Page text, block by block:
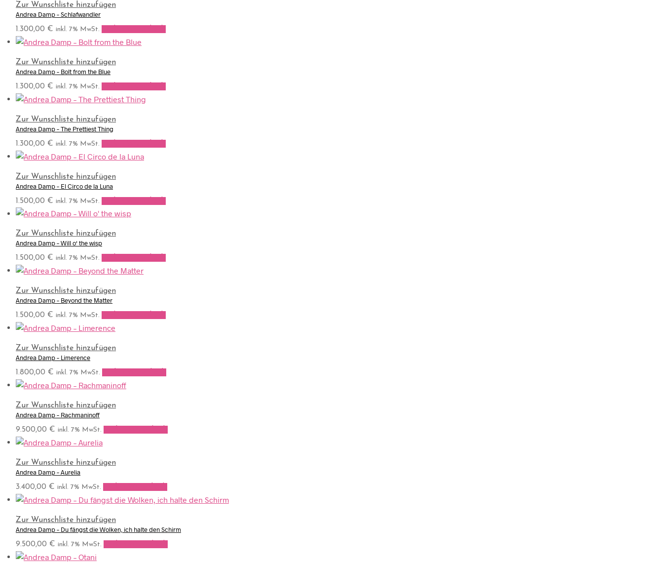
Zur Wunschliste hinzufügen
Andrea Damp – Schlafwandler
1.300,00 € inkl. 7% MwSt.
Zur Wunschliste hinzufügen
Andrea Damp – Bolt from the Blue
1.300,00 € inkl. 7% MwSt.
Zur Wunschliste hinzufügen
Andrea Damp – The Prettiest Thing
1.300,00 € inkl. 7% MwSt.
Zur Wunschliste hinzufügen
Andrea Damp – El Circo de la Luna
1.500,00 € inkl. 7% MwSt.
Zur Wunschliste hinzufügen
Andrea Damp – Will o‘ the wisp
1.500,00 € inkl. 7% MwSt.
Zur Wunschliste hinzufügen
Andrea Damp – Beyond the Matter
1.500,00 € inkl. 7% MwSt.
Zur Wunschliste hinzufügen
Andrea Damp – Limerence
1.800,00 € inkl. 7% MwSt.
Zur Wunschliste hinzufügen
Andrea Damp – Rachmaninoff
9.500,00 € inkl. 7% MwSt.
Zur Wunschliste hinzufügen
Andrea Damp – Aurelia
3.400,00 € inkl. 7% MwSt.
Zur Wunschliste hinzufügen
Andrea Damp – Du fängst die Wolken, ich halte den Schirm
9.500,00 € inkl. 7% MwSt.